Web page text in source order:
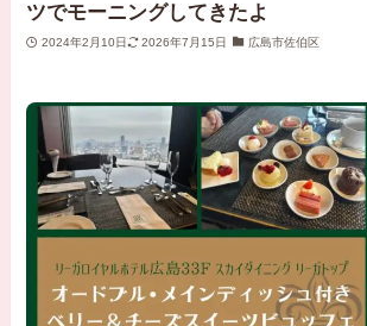
ツでモーニングしてきたよ
2024年2月10日 2026年7月15日 広島市佐伯区